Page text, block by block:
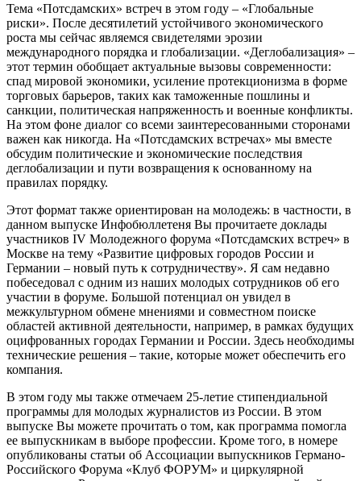
Тема «Потсдамских» встреч в этом году – «Глобальные
риски». После десятилетий устойчивого экономического
роста мы сейчас являемся свидетелями эрозии
международного порядка и глобализации. «Деглобализация» –
этот термин обобщает актуальные вызовы современности:
спад мировой экономики, усиление протекционизма в форме
торговых барьеров, таких как таможенные пошлины и
санкции, политическая напряженность и военные конфликты.
На этом фоне диалог со всеми заинтересованными сторонами
важен как никогда. На «Потсдамских встречах» мы вместе
обсудим политические и экономические последствия
деглобализации и пути возвращения к основанному на
правилах порядку.
Этот формат также ориентирован на молодежь: в частности, в
данном выпуске Инфобюллетеня Вы прочитаете доклады
участников IV Молодежного форума «Потсдамских встреч» в
Москве на тему «Развитие цифровых городов России и
Германии – новый путь к сотрудничеству». Я сам недавно
побеседовал с одним из наших молодых сотрудников об его
участии в форуме. Большой потенциал он увидел в
межкультурном обмене мнениями и совместном поиске
областей активной деятельности, например, в рамках будущих
оцифрованных городах Германии и России. Здесь необходимы
технические решения – такие, которые может обеспечить его
компания.
В этом году мы также отмечаем 25-летие стипендиальной
программы для молодых журналистов из России. В этом
выпуске Вы можете прочитать о том, как программа помогла
ее выпускникам в выборе профессии. Кроме того, в номере
опубликованы статьи об Ассоциации выпускников Германо-
Российского Форума «Клуб ФОРУМ» и циркулярной